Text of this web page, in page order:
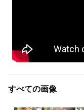
すべての画像